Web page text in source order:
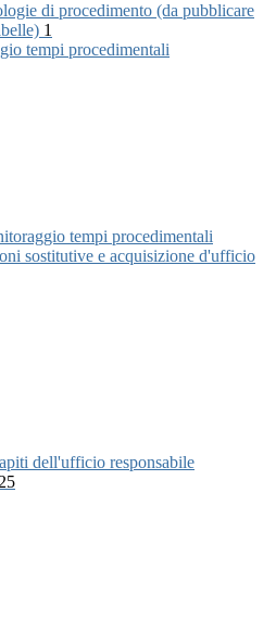
di procedimento (da pubblicare
1
tempi procedimentali
tempi procedimentali
sostitutive e acquisizione d'ufficio
dell'ufficio responsabile